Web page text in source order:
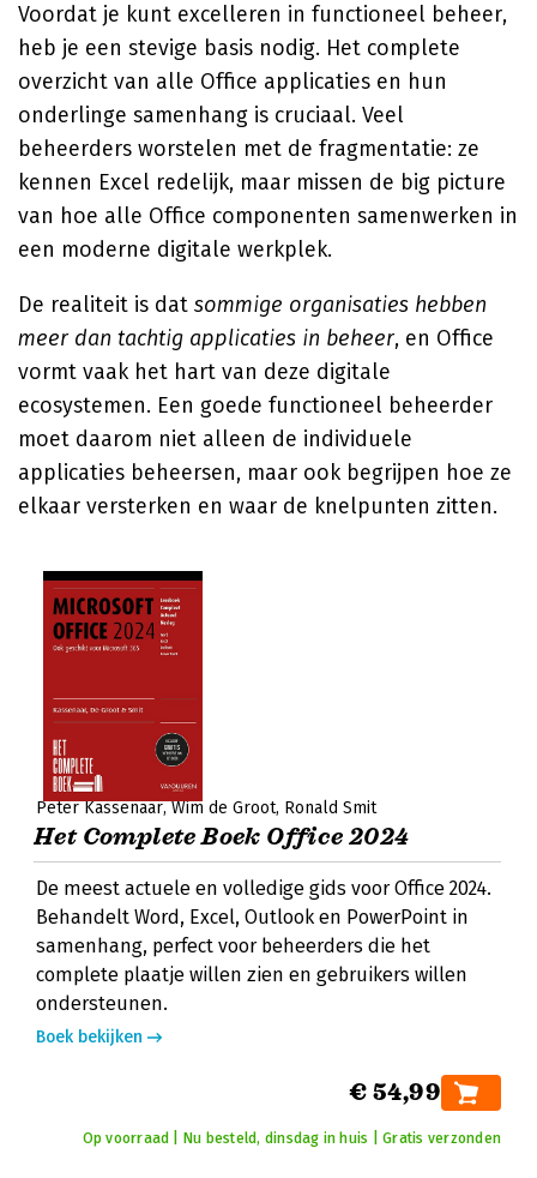
Voordat je kunt excelleren in functioneel beheer,
heb je een stevige basis nodig. Het complete
overzicht van alle Office applicaties en hun
onderlinge samenhang is cruciaal. Veel
beheerders worstelen met de fragmentatie: ze
kennen Excel redelijk, maar missen de big picture
van hoe alle Office componenten samenwerken in
een moderne digitale werkplek.
De realiteit is dat sommige organisaties hebben
meer dan tachtig applicaties in beheer, en Office
vormt vaak het hart van deze digitale
ecosystemen. Een goede functioneel beheerder
moet daarom niet alleen de individuele
applicaties beheersen, maar ook begrijpen hoe ze
elkaar versterken en waar de knelpunten zitten.
Peter Kassenaar Wim de Groot Ronald Smit
Het Complete Boek Office 2024
De meest actuele en volledige gids voor Office 2024.
Behandelt Word, Excel, Outlook en PowerPoint in
samenhang, perfect voor beheerders die het
complete plaatje willen zien en gebruikers willen
ondersteunen.
Boek bekijken
€ 54,99
Op voorraad | Nu besteld, dinsdag in huis | Gratis verzonden